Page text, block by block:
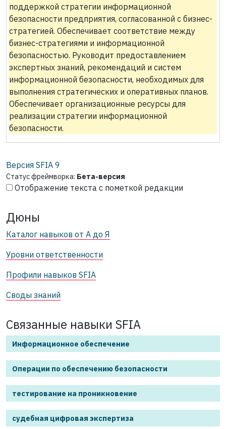
поддержкой стратегии информационной
безопасности предприятия, согласованной с бизнес-
стратегией. Обеспечивает соответствие между
бизнес-стратегиями и информационной
безопасностью. Руководит предоставлением
экспертных знаний, рекомендаций и систем
информационной безопасности, необходимых для
выполнения стратегических и оперативных планов.
Обеспечивает организационные ресурсы для
реализации стратегии информационной
безопасности.
Версия SFIA 9
Статус фреймворка: Бета-версия
Отображение текста с пометкой редакции
Дюны
Каталог навыков от А до Я
Уровни ответственности
Профили навыков SFIA
Своды знаний
Связанные навыки SFIA
Информационное обеспечение
Операции по обеспечению безопасности
тестирование на проникновение
судебная цифровая экспертиза